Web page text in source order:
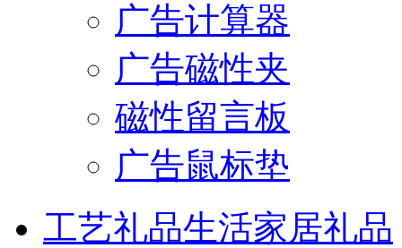
广告计算器
广告磁性夹
磁性留言板
广告鼠标垫
工艺礼品生活家居礼品